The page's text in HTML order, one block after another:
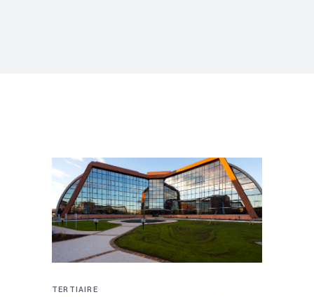
TERTIAIRE